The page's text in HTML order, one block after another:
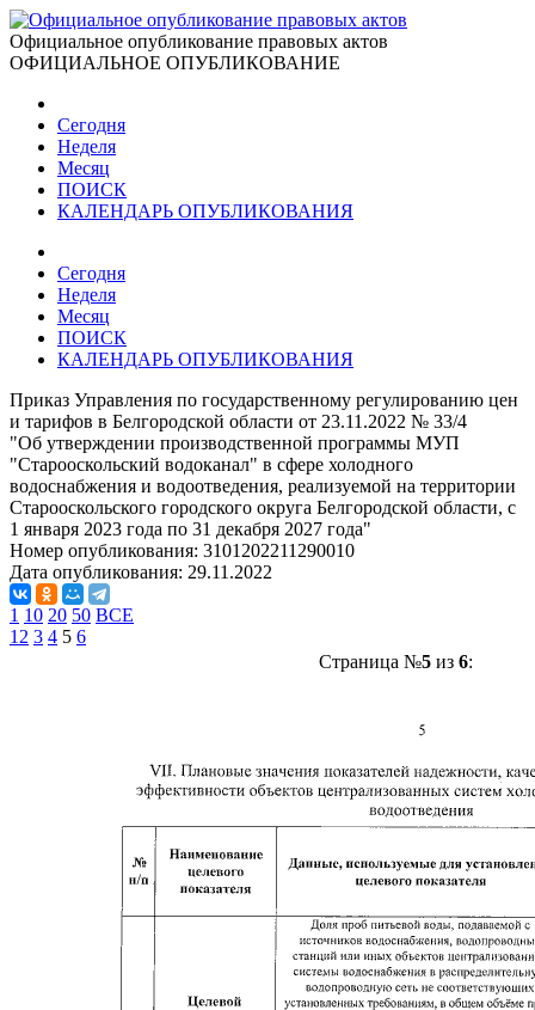
Официальное опубликование правовых актов
ОФИЦИАЛЬНОЕ ОПУБЛИКОВАНИЕ
Сегодня
Неделя
Месяц
ПОИСК
КАЛЕНДАРЬ ОПУБЛИКОВАНИЯ
Сегодня
Неделя
Месяц
ПОИСК
КАЛЕНДАРЬ ОПУБЛИКОВАНИЯ
Приказ Управления по государственному регулированию цен
и тарифов в Белгородской области от 23.11.2022 № 33/4
"Об утверждении производственной программы МУП
"Старооскольский водоканал" в сфере холодного
водоснабжения и водоотведения, реализуемой на территории
Старооскольского городского округа Белгородской области, с
1 января 2023 года по 31 декабря 2027 года"
Номер опубликования: 3101202211290010
Дата опубликования: 29.11.2022
1 10 20 50 ВСЕ
1 2 3 4 5 6
Страница №5из 6: